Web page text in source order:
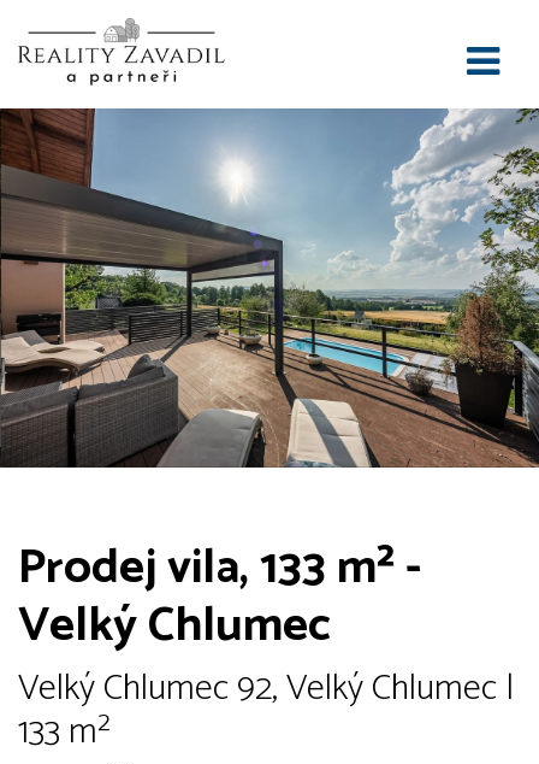
Prodej vila, 133 m² -
Velký Chlumec
Velký Chlumec 92, Velký Chlumec |
133 m²